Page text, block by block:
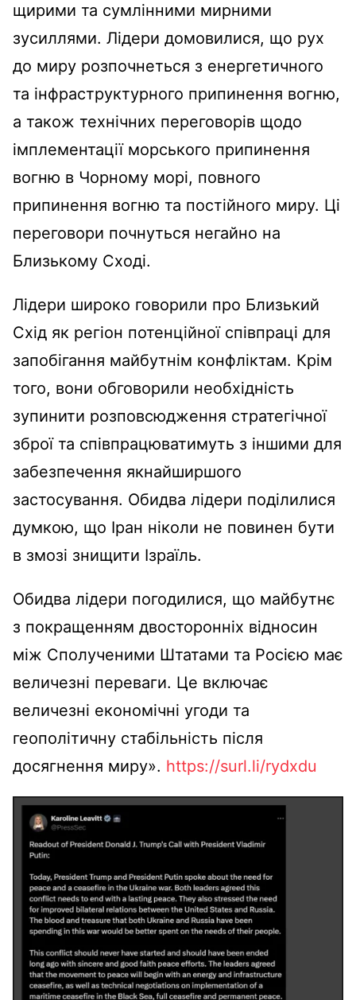
щирими та сумлінними мирними
зусиллями. Лідери домовилися, що рух
до миру розпочнеться з енергетичного
та інфраструктурного припинення вогню,
а також технічних переговорів щодо
імплементації морського припинення
вогню в Чорному морі, повного
припинення вогню та постійного миру. Ці
переговори почнуться негайно на
Близькому Сході.
Лідери широко говорили про Близький
Схід як регіон потенційної співпраці для
запобігання майбутнім конфліктам. Крім
того, вони обговорили необхідність
зупинити розповсюдження стратегічної
зброї та співпрацюватимуть з іншими для
забезпечення якнайширшого
застосування. Обидва лідери поділилися
думкою, що Іран ніколи не повинен бути
в змозі знищити Ізраїль.
Обидва лідери погодилися, що майбутнє
з покращенням двосторонніх відносин
між Сполученими Штатами та Росією має
величезні переваги. Це включає
величезні економічні угоди та
геополітичну стабільність після
досягнення миру». https://surl.li/rydxdu